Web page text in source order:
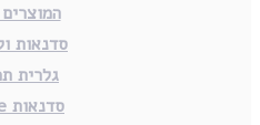
סדנאות
גלרית
סדנאות online